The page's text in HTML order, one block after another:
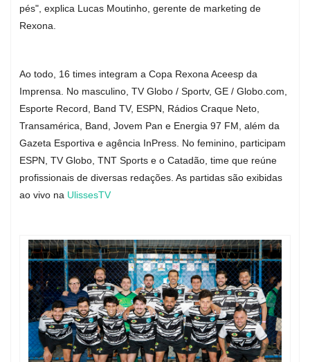
pés", explica Lucas Moutinho, gerente de marketing de
Rexona.
Ao todo, 16 times integram a Copa Rexona Aceesp da
Imprensa. No masculino, TV Globo / Sportv, GE / Globo.com,
Esporte Record, Band TV, ESPN, Rádios Craque Neto,
Transamérica, Band, Jovem Pan e Energia 97 FM, além da
Gazeta Esportiva e agência InPress. No feminino, participam
ESPN, TV Globo, TNT Sports e o Catadão, time que reúne
profissionais de diversas redações. As partidas são exibidas
ao vivo na UlissesTV